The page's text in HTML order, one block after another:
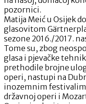
pozornici.
Matija Meić u Osijek
glasovitom
sezone 2016./2017.
Tome su, zbog
glasa i pjevačke
prethodile brojne
operi, nastupi na
inozemnim
državnoj operi i